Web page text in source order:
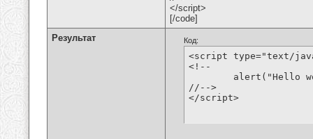
</script>
[/code]
Результат
Код:
<script type="text/
<!--
//-->
</script>